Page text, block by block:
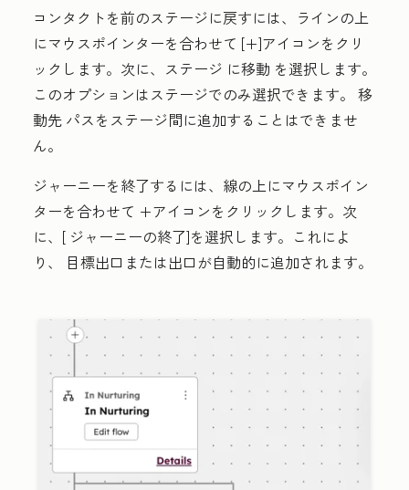
コンタクトを前のステージに戻すには、ラインの上
にマウスポインターを合わせて [+]アイコンをクリ
ックします。次に、ステージ に移動 を選択します。
このオプションはステージでのみ選択できます。 移
動先 パスをステージ間に追加することはできませ
ん。
ジャーニーを終了するには、線の上にマウスポイン
ターを合わせて +アイコンをクリックします。次
に、[ ジャーニーの終了]を選択します。これによ
り、
目標出口 または出口が自動的に追加されます。